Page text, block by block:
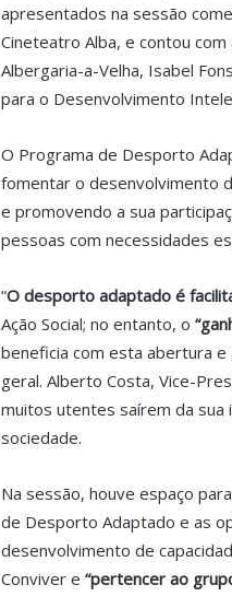
apresentados na sessão
Cineteatro Alba, e contou
Albergaria-a-Velha, Isabel
para o Desenvolvimento
O Programa de Desporto
fomentar o desenvolvimento
e promovendo a sua
pessoas com necessidades
“O desporto adaptado é
Ação Social; no entanto, o
beneficia com esta abertura
geral. Alberto Costa, Vice-
muitos utentes saírem da sua
sociedade.
Na sessão, houve espaço
de Desporto Adaptado e as
desenvolvimento de
Conviver e “pertencer ao